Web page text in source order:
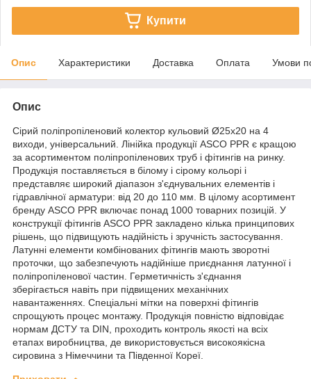
Купити
Опис Характеристики Доставка Оплата Умови
Опис
Сірий поліпропіленовий колектор кульовий Ø25х20 на 4
виходи, універсальний. Лінійка продукції ASCO PPR є кращою
за асортиментом поліпропіленових труб і фітингів на ринку.
Продукція поставляється в білому і сірому кольорі і
представляє широкий діапазон з'єднувальних елементів і
гідравлічної арматури: від 20 до 110 мм. В цілому асортимент
бренду ASCO PPR включає понад 1000 товарних позицій. У
конструкції фітингів ASCO PPR закладено кілька принципових
рішень, що підвищують надійність і зручність застосування.
Латунні елементи комбінованих фітингів мають зворотні
проточки, що забезпечують надійніше приєднання латунної і
поліпропіленової частин. Герметичність з'єднання
зберігається навіть при підвищених механічних
навантаженнях. Спеціальні мітки на поверхні фітингів
спрощують процес монтажу. Продукція повністю відповідає
нормам ДСТУ та DIN, проходить контроль якості на всіх
етапах виробництва, де використовується високоякісна
сировина з Німеччини та Південної Кореї.